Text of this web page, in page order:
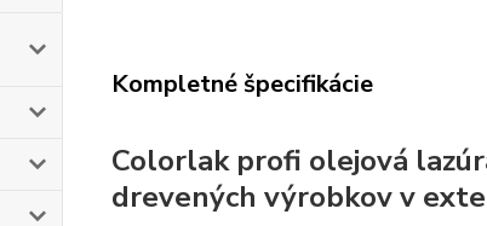
Kompletné špecifikácie
Colorlak profi olejová
drevených výrobkov v